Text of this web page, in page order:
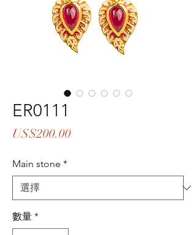
ER0111
US$200.00價
Main stone *
數量 *